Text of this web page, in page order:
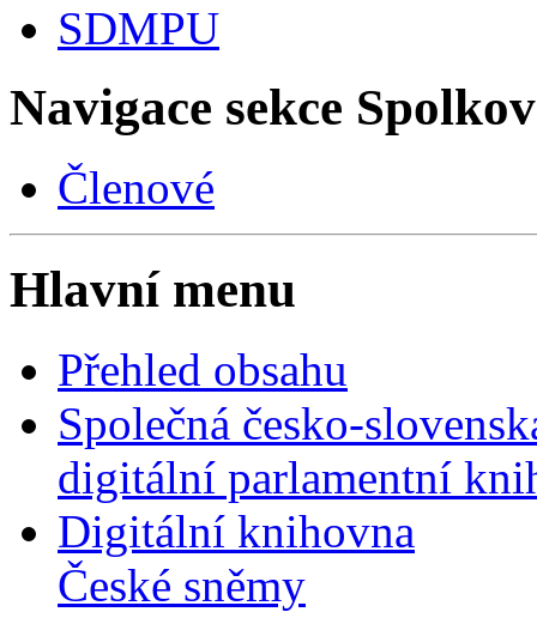
SDMPU
Navigace sekce
Členové
Hlavní menu
Přehled obsahu
Společná česko-
digitální parlamentní
Digitální knihovna
České sněmy